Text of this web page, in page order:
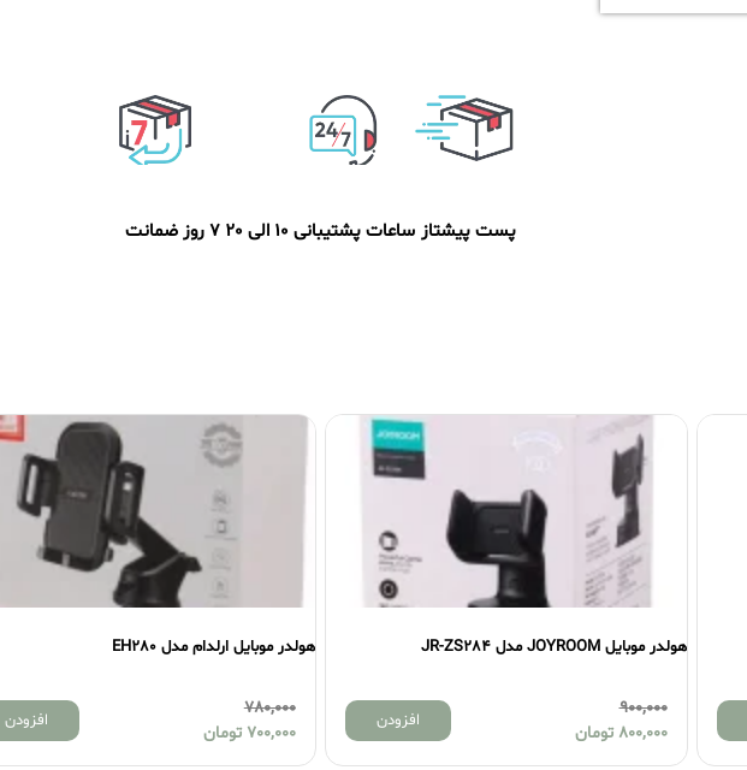
پست پیشتاز ساعات پشتیبانی 10 الی 20 7 روز ضمانت
هولدر موبایل JOYROOM مدل JR-ZS284
900,000
800,000 تومان
افزودن
هولدر موبایل ارلدام مدل EH280
780,000
700,000 تومان
افزودن